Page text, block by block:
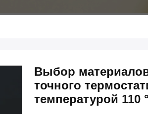
Выбор
точного
температурой 110